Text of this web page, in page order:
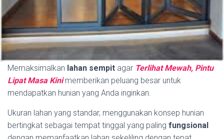
Memaksimalkan lahan sempit agar Terlihat Mewah, Pintu
Lipat Masa Kinimemberikan peluang besar untuk
mendapatkan hunian yang Anda inginkan.
Ukuran lahan yang standar, menggunakan konsep hunian
bertingkat sebagai tempat tinggal yang paling fungsional